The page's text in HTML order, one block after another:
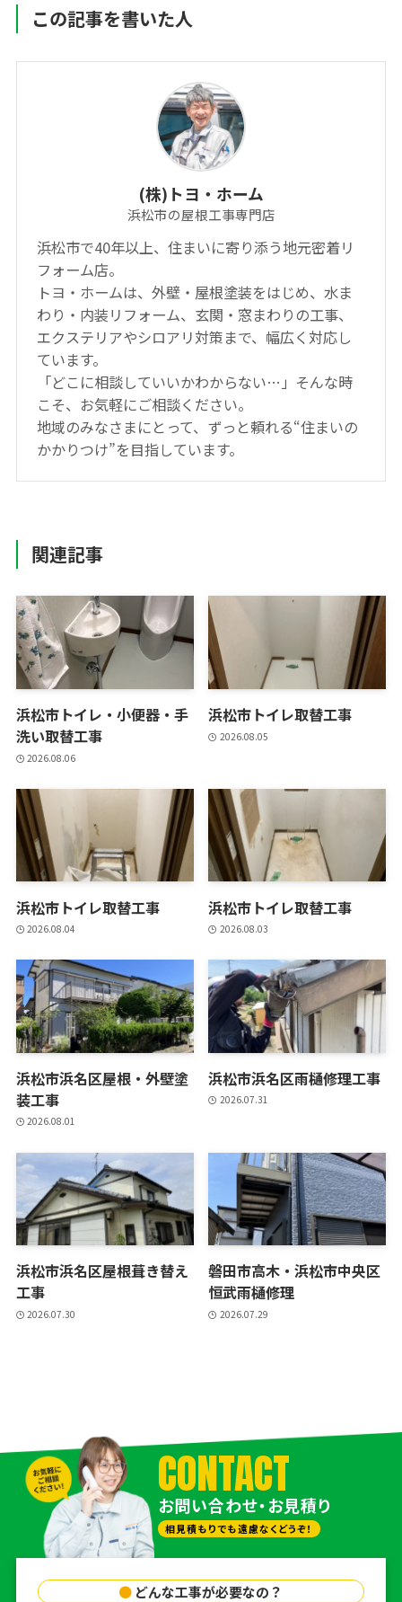
この記事を書いた人
(株)トヨ・ホーム
浜松市の屋根工事専門店
浜松市で40年以上、住まいに寄り添う地元密着リ
フォーム店。
トヨ・ホームは、外壁・屋根塗装をはじめ、水ま
わり・内装リフォーム、玄関・窓まわりの工事、
エクステリアやシロアリ対策まで、幅広く対応し
ています。
「どこに相談していいかわからない…」そんな時
こそ、お気軽にご相談ください。
地域のみなさまにとって、ずっと頼れる“住まいの
かかりつけ”を目指しています。
関連記事
浜松市トイレ・小便器・手
洗い取替工事
2026.08.06
浜松市トイレ取替工事
2026.08.05
浜松市トイレ取替工事
2026.08.04
浜松市トイレ取替工事
2026.08.03
浜松市浜名区屋根・外壁塗
装工事
2026.08.01
浜松市浜名区雨樋修理工事
2026.07.31
浜松市浜名区屋根葺き替え
工事
2026.07.30
磐田市高木・浜松市中央区
恒武雨樋修理
2026.07.29
CONTACT
お問い合わせ・お見積り
相見積もりでも遠慮なくどうぞ！
● どんな工事が必要なの？